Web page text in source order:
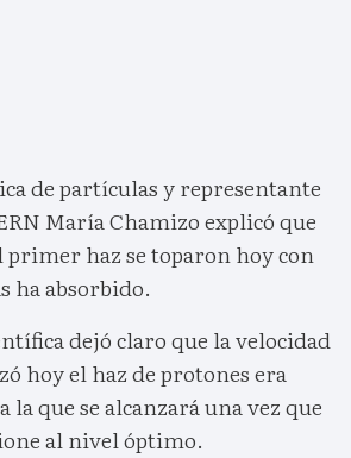
de partículas y representante
María Chamizo explicó que
primer haz se toparon hoy con
ha absorbido.
dejó claro que la velocidad
hoy el haz de protones era
la que se alcanzará una vez que
al nivel óptimo.